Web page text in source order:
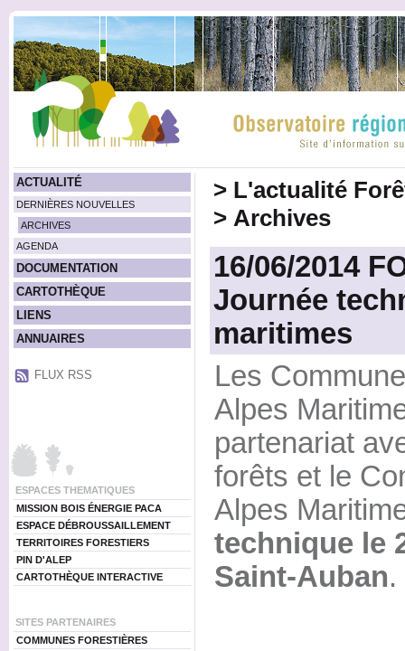
ACTUALITÉ
DERNIÈRES NOUVELLES
ARCHIVES
AGENDA
DOCUMENTATION
CARTOTHÈQUE
LIENS
ANNUAIRES
FLUX RSS
ESPACES THEMATIQUES
MISSION BOIS ÉNERGIE PACA
ESPACE DÉBROUSSAILLEMENT
TERRITOIRES FORESTIERS
PIN D'ALEP
CARTOTHÈQUE INTERACTIVE
SITES PARTENAIRES
COMMUNES FORESTIÈRES
> L'actualité
> Archives
16/06/2014
Journée
maritimes
Les
Alpes
partenariat
forêts et le
Alpes
technique le
Saint-Auban.